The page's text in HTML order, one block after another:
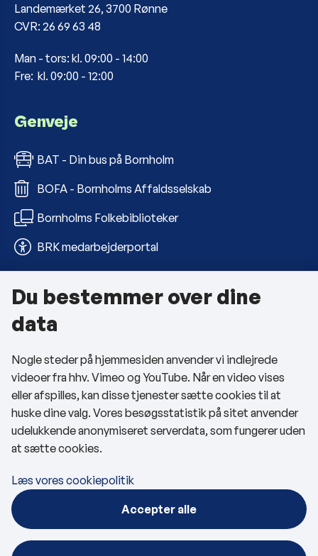
Landemærket 26, 3700 Rønne
CVR: 26 69 63 48
Man - tors: kl. 09:00 - 14:00
Fre: kl. 09:00 - 12:00
Genveje
BAT - Din bus på Bornholm
BOFA - Bornholms Affaldsselskab
Bornholms Folkebiblioteker
BRK medarbejderportal
Om kommunen
Kontakt os
Telefon- og åbningstider
Tilgængelighedserklæring
Privatlivspolitik
Cookies
Følg os
BRK på Facebook
Du bestemmer over dine
data
Nogle steder på hjemmesiden anvender vi indlejrede
videoer fra hhv. Vimeo og YouTube. Når en video vises
eller afspilles, kan disse tjenester sætte cookies til at
huske dine valg. Vores besøgsstatistik på sitet anvender
udelukkende anonymiseret serverdata, som fungerer uden
at sætte cookies.
Læs vores cookiepolitik
Accepter alle